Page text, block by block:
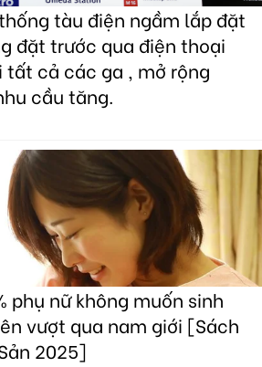
tàu điện ngầm lắp đặt
đặt trước qua điện thoại
cả các ga , mở rộng
cầu tăng.
phụ nữ không muốn sinh
vượt qua nam giới [Sách
2025]